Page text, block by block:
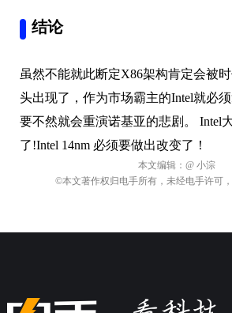
结论
虽然不能就此断定X86架构肯定会被
头出现了，作为市场霸主的Intel就必
要不然就会重演诺基亚的悲剧。 Intel
了!Intel 14nm 必须要做出改变了！
本文编辑： @ 小淙
©本文著作权归电手所有，未经电手许可，